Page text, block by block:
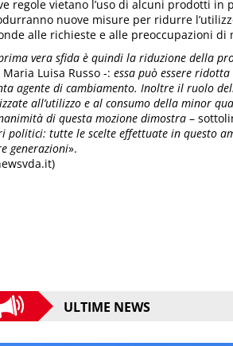
regole vietano l’uso di alcuni prodotti
nuove misure per ridurre
alle richieste e alle preoccupazioni
vera sfida è quindi la riduzione della
Maria Luisa Russo -: essa può essere
agente di cambiamento. Inoltre il ruolo
all’utilizzo e al consumo della minor
di questa mozione dimostra –
politici: tutte le scelte effettuate in questo
generazioni».
ULTIME NEWS